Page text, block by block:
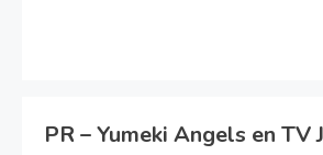
PR – Yumeki Angels en TV